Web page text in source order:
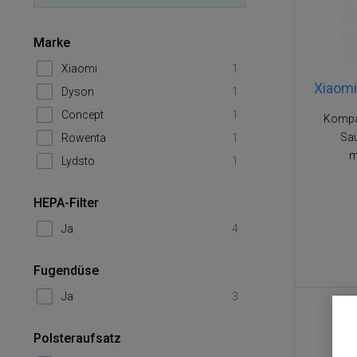
Marke
Xiaomi
1
Dyson
1
Concept
1
Rowenta
1
Lydsto
1
HEPA-Filter
Ja 4
Fugendüse
Ja 3
Polsteraufsatz